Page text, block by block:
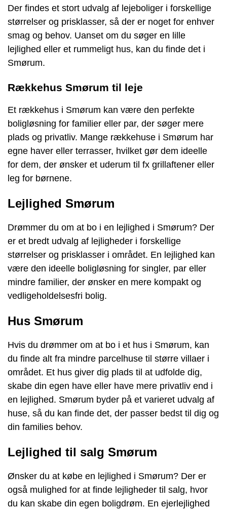
Der findes et stort udvalg af lejeboliger i forskellige
størrelser og prisklasser, så der er noget for enhver
smag og behov. Uanset om du søger en lille
lejlighed eller et rummeligt hus, kan du finde det i
Smørum.
Rækkehus Smørum til leje
Et rækkehus i Smørum kan være den perfekte
boligløsning for familier eller par, der søger mere
plads og privatliv. Mange rækkehuse i Smørum har
egne haver eller terrasser, hvilket gør dem ideelle
for dem, der ønsker et uderum til fx grillaftener eller
leg for børnene.
Lejlighed Smørum
Drømmer du om at bo i en lejlighed i Smørum? Der
er et bredt udvalg af lejligheder i forskellige
størrelser og prisklasser i området. En lejlighed kan
være den ideelle boligløsning for singler, par eller
mindre familier, der ønsker en mere kompakt og
vedligeholdelsesfri bolig.
Hus Smørum
Hvis du drømmer om at bo i et hus i Smørum, kan
du finde alt fra mindre parcelhuse til større villaer i
området. Et hus giver dig plads til at udfolde dig,
skabe din egen have eller have mere privatliv end i
en lejlighed. Smørum byder på et varieret udvalg af
huse, så du kan finde det, der passer bedst til dig og
din families behov.
Lejlighed til salg Smørum
Ønsker du at købe en lejlighed i Smørum? Der er
også mulighed for at finde lejligheder til salg, hvor
du kan skabe din egen boligdrøm. En ejerlejlighed